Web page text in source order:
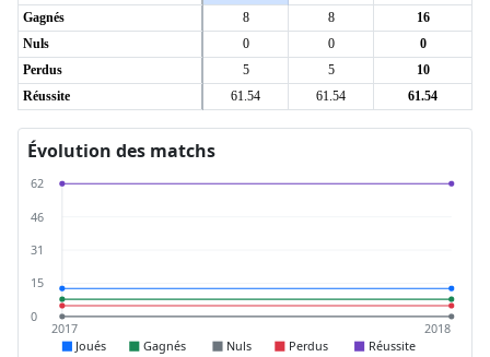
Gagnés
8 8
16
Nuls
0 0
0
Perdus
5 5
10
Réussite
61.54 61.54 61.54
Évolution des matchs
62
46
31
15
0
2017 2018
Joués Gagnés Nuls Perdus Réussite